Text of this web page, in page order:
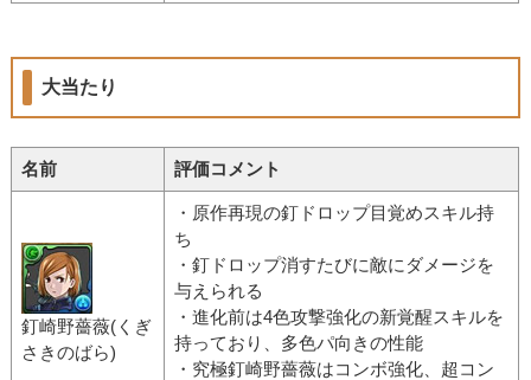
大当たり
名前 評価コメント
釘崎野薔薇(くぎ
さきのばら)
・原作再現の釘ドロップ目覚めスキル持
ち
・釘ドロップ消すたびに敵にダメージを
与えられる
・進化前は4色攻撃強化の新覚醒スキルを
持っており、多色パ向きの性能
・究極釘崎野薔薇はコンボ強化、超コン